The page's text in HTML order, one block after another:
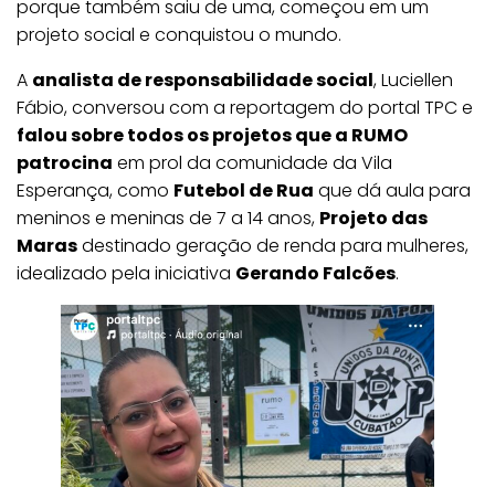
porque também saiu de uma, começou em um
projeto social e conquistou o mundo.
A analista de responsabilidade social, Luciellen
Fábio, conversou com a reportagem do portal TPC e
falou sobre todos os projetos que a RUMO
patrocina em prol da comunidade da Vila
Esperança, como Futebol de Rua que dá aula para
meninos e meninas de 7 a 14 anos, Projeto das
Marasdestinado geração de renda para mulheres,
idealizado pela iniciativa Gerando Falcões.